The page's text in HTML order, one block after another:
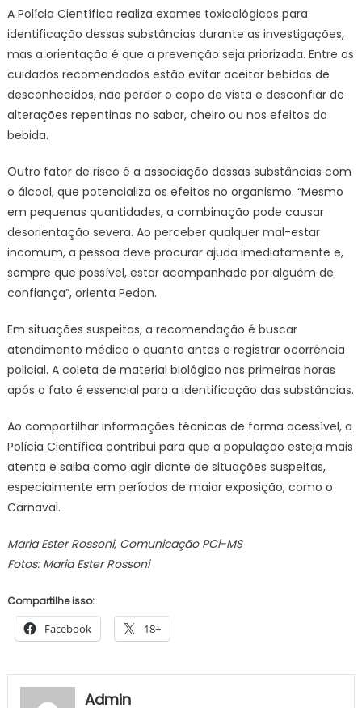
A Polícia Científica realiza exames toxicológicos para
identificação dessas substâncias durante as investigações,
mas a orientação é que a prevenção seja priorizada. Entre os
cuidados recomendados estão evitar aceitar bebidas de
desconhecidos, não perder o copo de vista e desconfiar de
alterações repentinas no sabor, cheiro ou nos efeitos da
bebida.
Outro fator de risco é a associação dessas substâncias com
o álcool, que potencializa os efeitos no organismo. “Mesmo
em pequenas quantidades, a combinação pode causar
desorientação severa. Ao perceber qualquer mal-estar
incomum, a pessoa deve procurar ajuda imediatamente e,
sempre que possível, estar acompanhada por alguém de
confiança”, orienta Pedon.
Em situações suspeitas, a recomendação é buscar
atendimento médico o quanto antes e registrar ocorrência
policial. A coleta de material biológico nas primeiras horas
após o fato é essencial para a identificação das substâncias.
Ao compartilhar informações técnicas de forma acessível, a
Polícia Científica contribui para que a população esteja mais
atenta e saiba como agir diante de situações suspeitas,
especialmente em períodos de maior exposição, como o
Carnaval.
Maria Ester Rossoni, Comunicação PCi-MS
Fotos: Maria Ester Rossoni
Compartilhe isso:
Facebook 18+
Admin